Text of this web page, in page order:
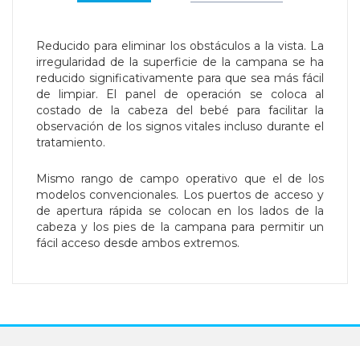
Reducido para eliminar los obstáculos a la vista. La
irregularidad de la superficie de la campana se ha
reducido significativamente para que sea más fácil
de limpiar. El panel de operación se coloca al
costado de la cabeza del bebé para facilitar la
observación de los signos vitales incluso durante el
tratamiento.
Mismo rango de campo operativo que el de los
modelos convencionales. Los puertos de acceso y
de apertura rápida se colocan en los lados de la
cabeza y los pies de la campana para permitir un
fácil acceso desde ambos extremos.